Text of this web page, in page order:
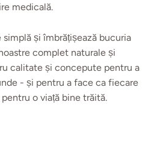
medicală.
simplă și îmbrățișează bucuria
complet naturale și
calitate și concepute pentru a
- și pentru a face ca fiecare
o viață bine trăită.